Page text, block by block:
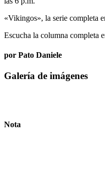
«Vikingos», la serie completa
Escucha la columna completa
por Pato Daniele
Galería de imágenes
Nota